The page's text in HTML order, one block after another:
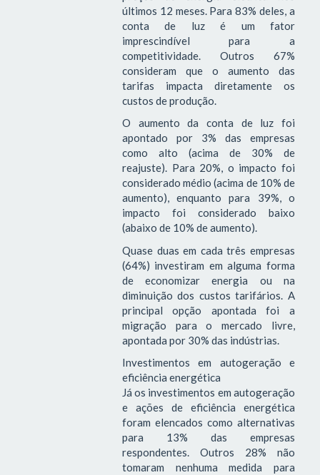
últimos 12 meses. Para 83% deles, a
conta de luz é um fator
imprescindível para a
competitividade. Outros 67%
consideram que o aumento das
tarifas impacta diretamente os
custos de produção.
O aumento da conta de luz foi
apontado por 3% das empresas
como alto (acima de 30% de
reajuste). Para 20%, o impacto foi
considerado médio (acima de 10% de
aumento), enquanto para 39%, o
impacto foi considerado baixo
(abaixo de 10% de aumento).
Quase duas em cada três empresas
(64%) investiram em alguma forma
de economizar energia ou na
diminuição dos custos tarifários. A
principal opção apontada foi a
migração para o mercado livre,
apontada por 30% das indústrias.
Investimentos em autogeração e
eficiência energética
Já os investimentos em autogeração
e ações de eficiência energética
foram elencados como alternativas
para 13% das empresas
respondentes. Outros 28% não
tomaram nenhuma medida para